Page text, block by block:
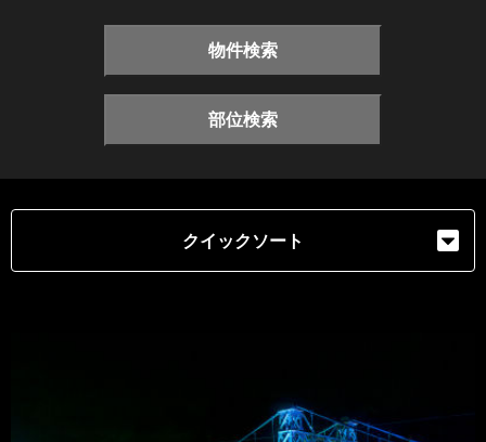
物件検索
部位検索
クイックソート